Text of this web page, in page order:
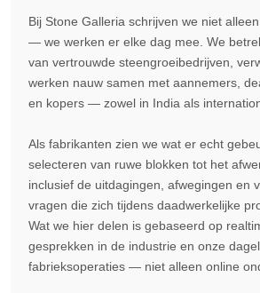
Bij Stone Galleria schrijven we niet
— we werken er elke dag mee. We
van vertrouwde steengroeibedrijven,
werken nauw samen met aannemers,
en kopers — zowel in India als
Als fabrikanten zien we wat er echt
selecteren van ruwe blokken tot het
inclusief de uitdagingen, afwegingen en
vragen die zich tijdens daadwerkelijke
Wat we hier delen is gebaseerd op
gesprekken in de industrie en onze
fabrieksoperaties — niet alleen online